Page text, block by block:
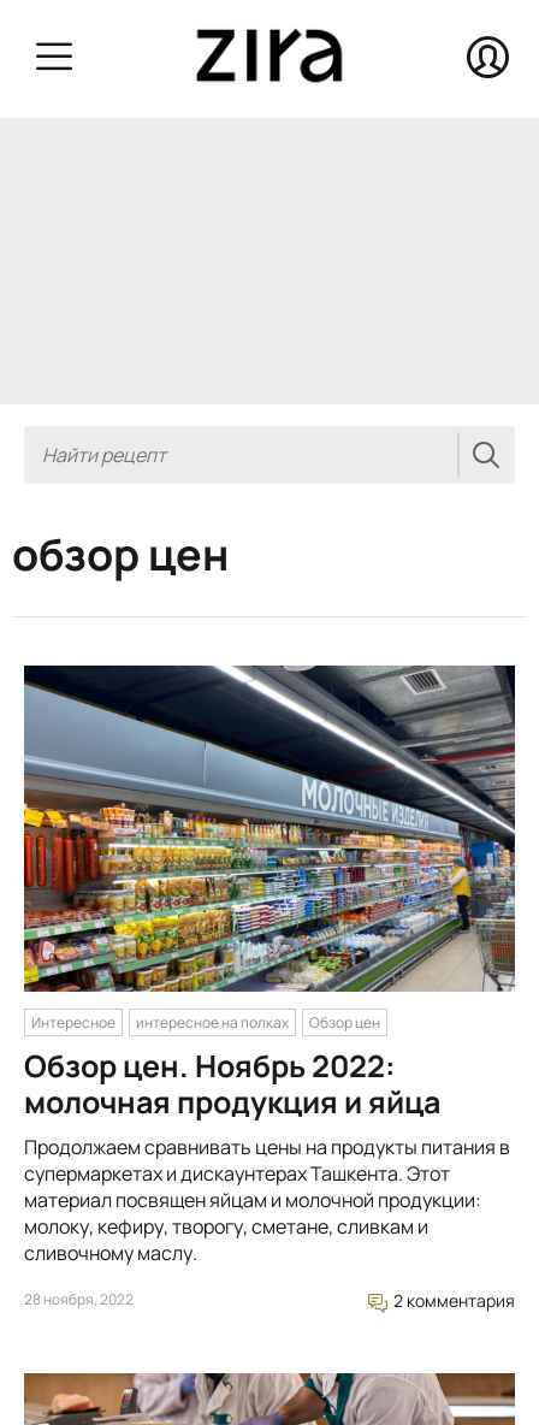
обзор цен
Интересное интересное на полках Обзор цен
Обзор цен. Ноябрь 2022:
молочная продукция и яйца
Продолжаем сравнивать цены на продукты питания в
супермаркетах и дискаунтерах Ташкента. Этот
материал посвящен яйцам и молочной продукции:
молоку, кефиру, творогу, сметане, сливкам и
сливочному маслу.
28 ноября, 2022 2 комментария